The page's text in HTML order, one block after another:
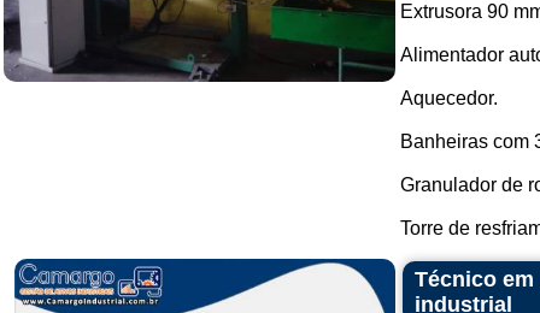
Extrusora 90
Alimentador
Aquecedor.
Banheiras com
Granulador de
Torre de
Técnico
industrial